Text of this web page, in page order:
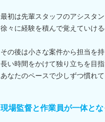
最初は先輩スタッフのアシスタ
徐々に経験を積んで覚えていけ
その後は小さな案件から担当を
長い時間をかけて独り立ちを目
あなたのペースで少しずつ慣れ
現場監督と作業員が一体と